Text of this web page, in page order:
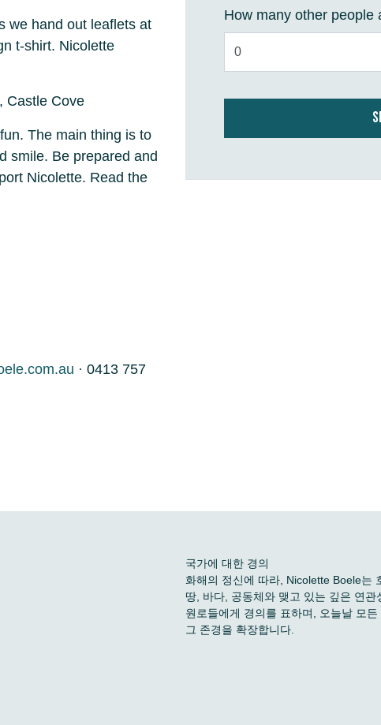
we hand out leaflets at
t-shirt. Nicolette
Castle Cove
The main thing is to
smile. Be prepared and
Nicolette. Read the
· 0413 757
How many other people
국가에 대한 경의
화해의 정신에 따라, Nicolette Boele는
땅, 바다, 공동체와 맺고 있는 깊은 연
원로들에게 경의를 표하며, 오늘날 모
그 존경을 확장합니다.